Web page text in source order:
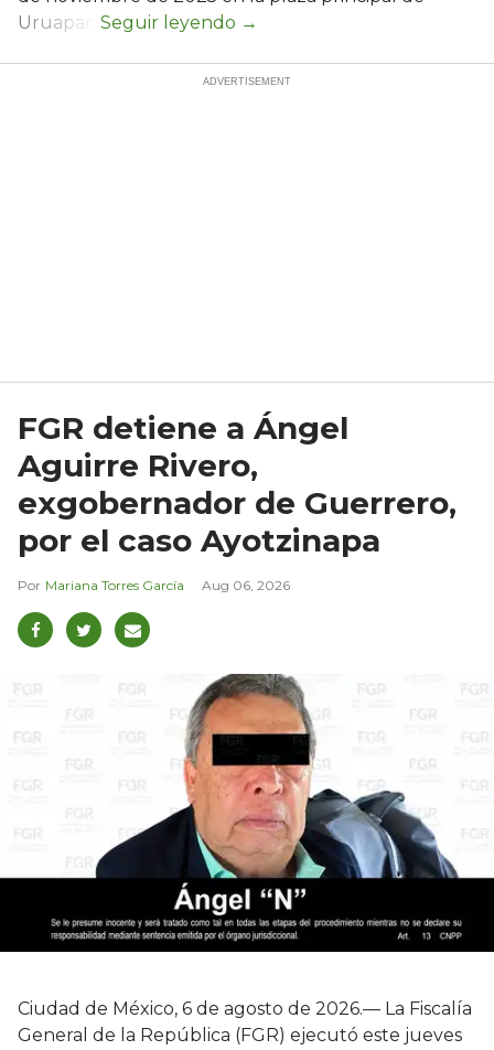
Uruapan.
FGR detiene a Ángel
Aguirre Rivero,
exgobernador de Guerrero,
por el caso Ayotzinapa
Mariana Torres García Aug 06, 2026
Ciudad de México, 6 de agosto de 2026.— La Fiscalía
General de la República (FGR) ejecutó este jueves